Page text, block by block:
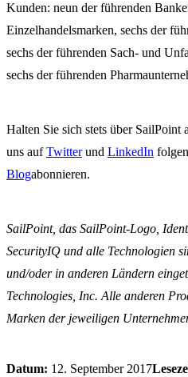
Kunden: neun der führenden
Einzelhandelsmarken, sechs der
sechs der führenden Sach- und
sechs der führenden
Halten Sie sich stets über SailPoint
uns aufTwitterund LinkedIn
Blogabonnieren.
SailPoint, das SailPoint-Logo,
SecurityIQ und alle Technologien
und/oder in anderen Ländern
Technologies, Inc. Alle anderen
Marken der jeweiligen
Datum: 12. September 2017